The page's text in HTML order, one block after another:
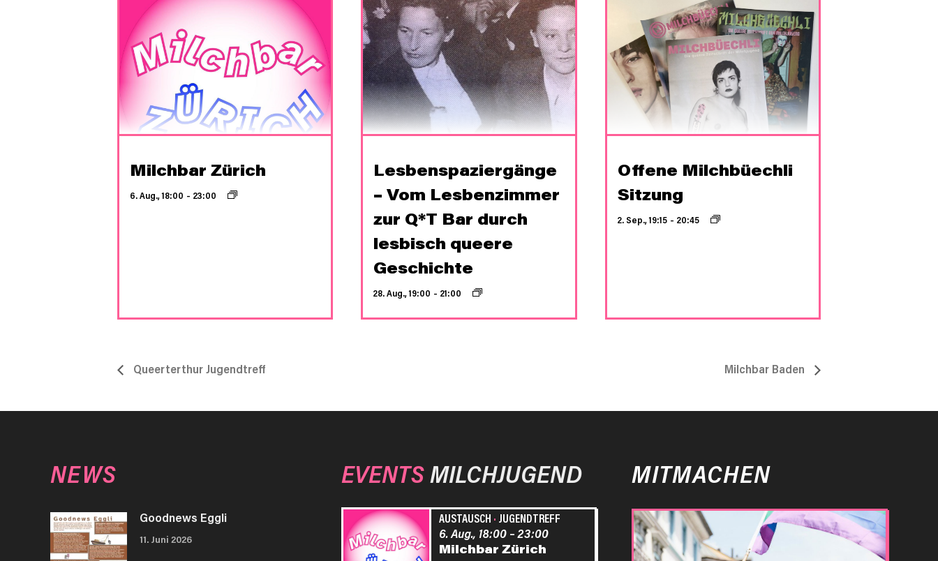
Milchbar Zürich
6. Aug., 18:00 – 23:00
Lesbenspaziergänge
– Vom Lesbenzimmer
zur Q*T Bar durch
lesbisch queere
Geschichte
28. Aug., 19:00 – 21:00
Offene Milchbüechli
Sitzung
2. Sep., 19:15 – 20:45
Queerterthur Jugendtreff Milchbar Baden
NEWS
Goodnews Eggli
11. Juni 2026
EVENTSMILCHJUGEND
AUSTAUSCH · JUGENDTREFF
Milchbar Zürich
6. Aug., 18:00 –23:00
MITMACHEN